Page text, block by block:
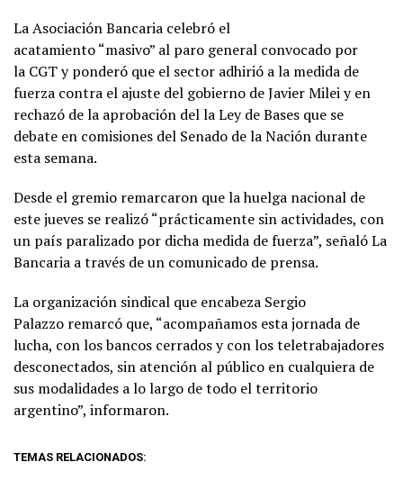
La Asociación Bancaria celebró el
acatamiento “masivo” al paro general convocado por
la CGT y ponderó que el sector adhirió a la medida de
fuerza contra el ajuste del gobierno de Javier Milei y en
rechazó de la aprobación del la Ley de Bases que se
debate en comisiones del Senado de la Nación durante
esta semana.
Desde el gremio remarcaron que la huelga nacional de
este jueves se realizó “prácticamente sin actividades, con
un país paralizado por dicha medida de fuerza”, señaló La
Bancaria a través de un comunicado de prensa.
La organización sindical que encabeza Sergio
Palazzo remarcó que, “acompañamos esta jornada de
lucha, con los bancos cerrados y con los teletrabajadores
desconectados, sin atención al público en cualquiera de
sus modalidades a lo largo de todo el territorio
argentino”, informaron.
TEMAS RELACIONADOS: